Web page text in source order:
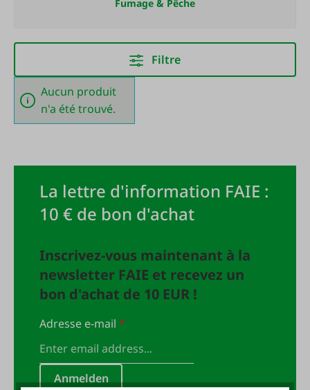
Fumage & Pêche
Filtre
Aucun produit
n'a été trouvé.
La lettre d'information FAIE :
10 € de bon d'achat
Inscrivez-vous maintenant à la
newsletter FAIE et recevez un
bon d'achat de 10 EUR !
Adresse e-mail*
Anmelden